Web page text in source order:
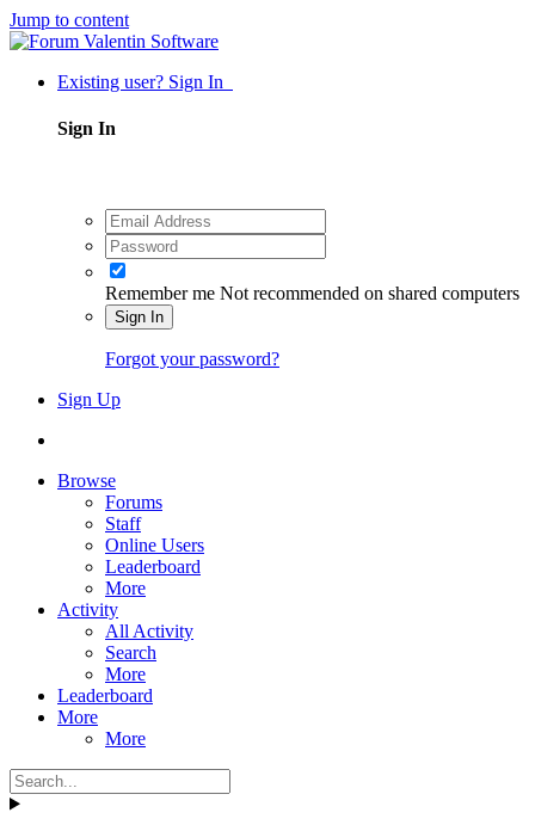
Jump to content
Existing user? Sign In
Sign In
Remember me Not recommended on shared computers
Sign In
Forgot your password?
Sign Up
Browse
Forums
Staff
Online Users
Leaderboard
More
Activity
All Activity
Search
More
Leaderboard
More
More